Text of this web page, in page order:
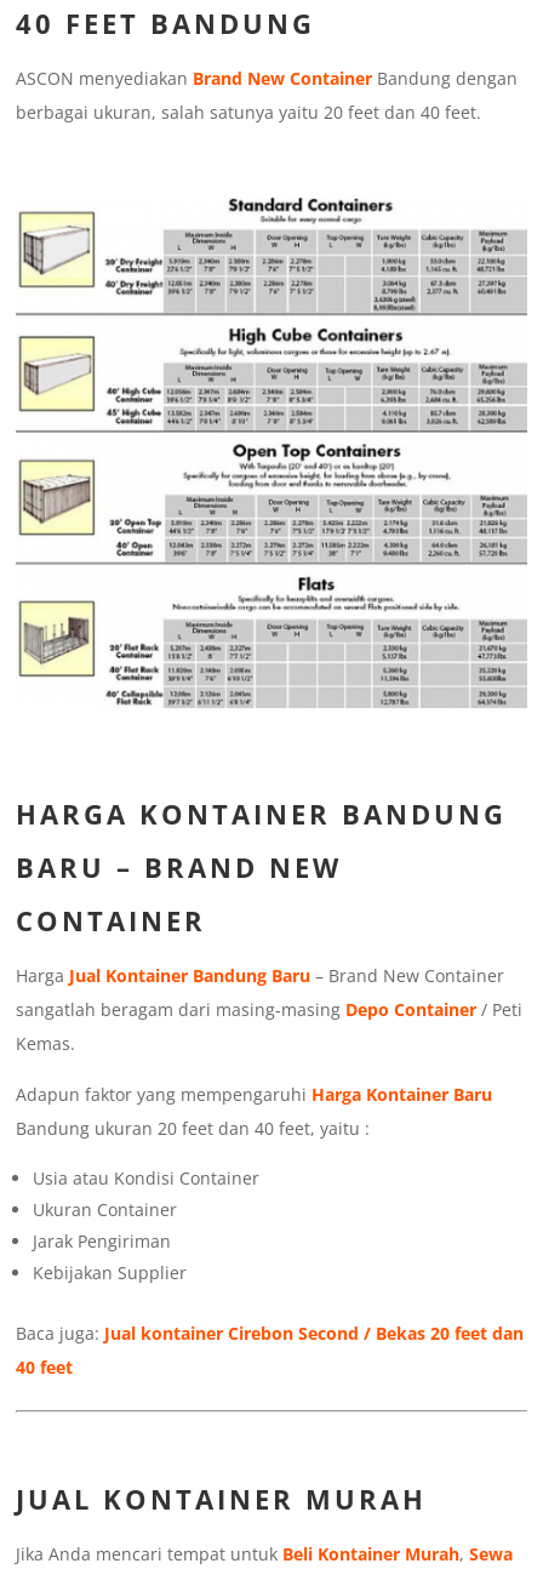
40 FEET BANDUNG
ASCON menyediakan Brand New Container Bandung dengan
berbagai ukuran, salah satunya yaitu 20 feet dan 40 feet.
HARGA KONTAINER BANDUNG
BARU – BRAND NEW
CONTAINER
Harga Jual Kontainer Bandung Baru – Brand New Container
sangatlah beragam dari masing-masing Depo Container / Peti
Kemas.
Adapun faktor yang mempengaruhi Harga Kontainer Baru
Bandung ukuran 20 feet dan 40 feet, yaitu :
Usia atau Kondisi Container
Ukuran Container
Jarak Pengiriman
Kebijakan Supplier
Baca juga: Jual kontainer Cirebon Second / Bekas 20 feet dan
40 feet
JUAL KONTAINER MURAH
Jika Anda mencari tempat untuk Beli Kontainer Murah,Sewa